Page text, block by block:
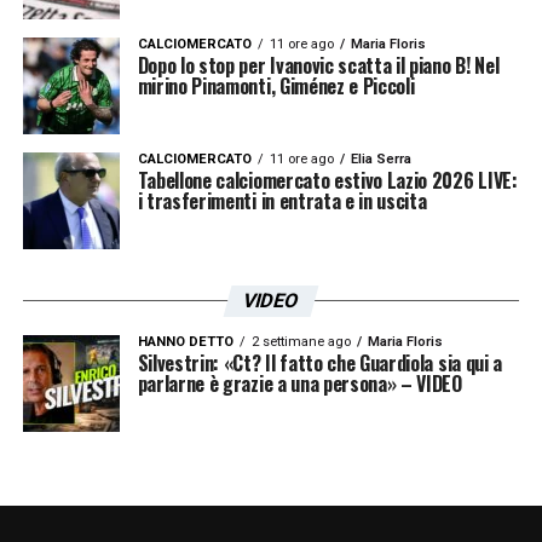
ruolo di primo piano nel calcio italiano.
LA PLAYLIST DELLE NOSTRE TOP NEWS
CALCIOMERCATO 11 ore ago Maria Floris
Dopo lo stop per Ivanovic scatta il piano B! Nel
mirino Pinamonti, Giménez e Piccoli
CALCIOMERCATO 11 ore ago Elia Serra
Tabellone calciomercato estivo Lazio 2026 LIVE:
i trasferimenti in entrata e in uscita
VIDEO
HANNO DETTO 2 settimane ago Maria Floris
Silvestrin: «Ct? Il fatto che Guardiola sia qui a
parlarne è grazie a una persona» – VIDEO